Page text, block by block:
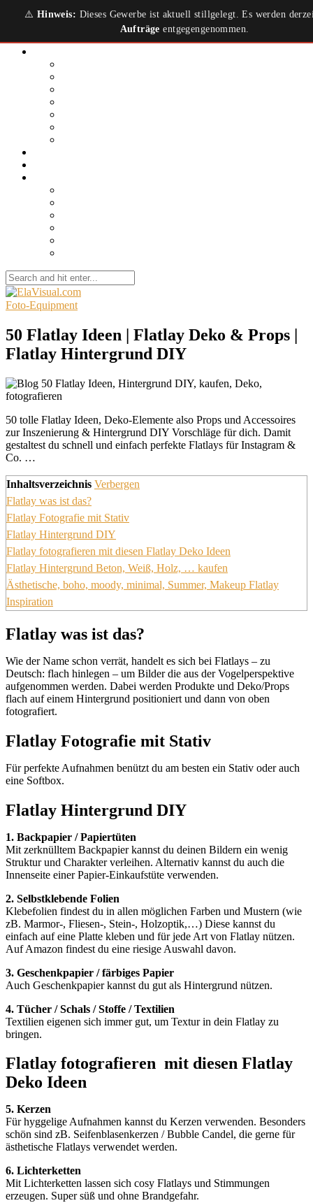
⚠️ Hinweis: Dieses Gewerbe ist aktuell stillgelegt. Es werden
Aufträge entgegengenommen.
Foto-Equipment
50 Flatlay Ideen | Flatlay Deko & Props |
Flatlay Hintergrund DIY
50 tolle Flatlay Ideen, Deko-Elemente also Props und Accessoires
zur Inszenierung & Hintergrund DIY Vorschläge für dich. Damit
gestaltest du schnell und einfach perfekte Flatlays für Instagram &
Co. …
Inhaltsverzeichnis Verbergen
Flatlay was ist das?
Flatlay Fotografie mit Stativ
Flatlay Hintergrund DIY
Flatlay fotografieren mit diesen Flatlay Deko Ideen
Flatlay Hintergrund Beton, Weiß, Holz, … kaufen
Ästhetische, boho, moody, minimal, Summer, Makeup Flatlay
Inspiration
Flatlay was ist das?
Wie der Name schon verrät, handelt es sich bei Flatlays – zu
Deutsch: flach hinlegen – um Bilder die aus der Vogelperspektive
aufgenommen werden. Dabei werden Produkte und Deko/Props
flach auf einem Hintergrund positioniert und dann von oben
fotografiert.
Flatlay Fotografie mit Stativ
Für perfekte Aufnahmen benützt du am besten ein Stativ oder auch
eine Softbox.
Flatlay Hintergrund DIY
1. Backpapier / Papiertüten
Mit zerknülltem Backpapier kannst du deinen Bildern ein wenig
Struktur und Charakter verleihen. Alternativ kannst du auch die
Innenseite einer Papier-Einkaufstüte verwenden.
2. Selbstklebende Folien
Klebefolien findest du in allen möglichen Farben und Mustern (wie
zB. Marmor-, Fliesen-, Stein-, Holzoptik,…) Diese kannst du
einfach auf eine Platte kleben und für jede Art von Flatlay nützen.
Auf Amazon findest du eine riesige Auswahl davon.
3. Geschenkpapier / färbiges Papier
Auch Geschenkpapier kannst du gut als Hintergrund nützen.
4. Tücher / Schals / Stoffe / Textilien
Textilien eigenen sich immer gut, um Textur in dein Flatlay zu
bringen.
Flatlay fotografieren mit diesen Flatlay
Deko Ideen
5. Kerzen
Für hyggelige Aufnahmen kannst du Kerzen verwenden. Besonders
schön sind zB. Seifenblasenkerzen / Bubble Candel, die gerne für
ästhetische Flatlays verwendet werden.
6. Lichterketten
Mit Lichterketten lassen sich cosy Flatlays und Stimmungen
erzeugen. Super süß und ohne Brandgefahr.